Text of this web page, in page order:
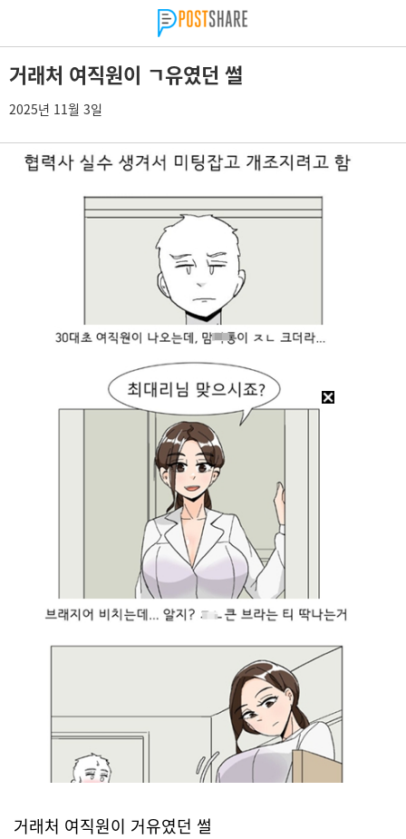
거래처 여직원이 ㄱ유였던 썰
2025년 11월 3일
거래처 여직원이 거유였던 썰